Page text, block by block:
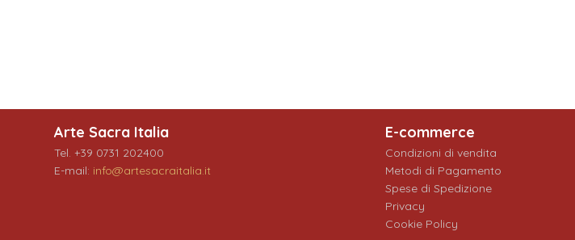
Arte Sacra Italia
Tel. +39 0731 202400
E-mail: info@artesacraitalia.it
E-commerce
Condizioni di vendita
Metodi di Pagamento
Spese di Spedizione
Privacy
Cookie Policy